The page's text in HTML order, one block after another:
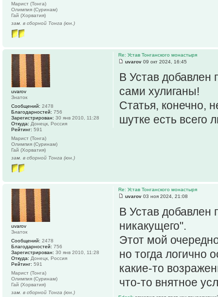
Марист (Тонга)
Олимпия (Суринам)
Гай (Хорватия)
зам. в сборной Тонга (юн.)
Re: Устав Тонганского монастыря
uvarov 09 окт 2024, 16:45
В Устав добавлен
сами хулиганы!
Статья, конечно,
шутке есть всего
uvarov
Знаток
Сообщений: 2478
Благодарностей: 756
Зарегистрирован: 30 янв 2010, 11:28
Откуда: Донецк, Россия
Рейтинг: 591
Марист (Тонга)
Олимпия (Суринам)
Гай (Хорватия)
зам. в сборной Тонга (юн.)
Re: Устав Тонганского монастыря
uvarov 03 ноя 2024, 21:08
В Устав добавлен
никакущего".
Этот мой
но тогда логично
какие-то
что-то внятное
uvarov
Знаток
Сообщений: 2478
Благодарностей: 756
Зарегистрирован: 30 янв 2010, 11:28
Откуда: Донецк, Россия
Рейтинг: 591
Марист (Тонга)
Олимпия (Суринам)
Гай (Хорватия)
зам. в сборной Тонга (юн.)